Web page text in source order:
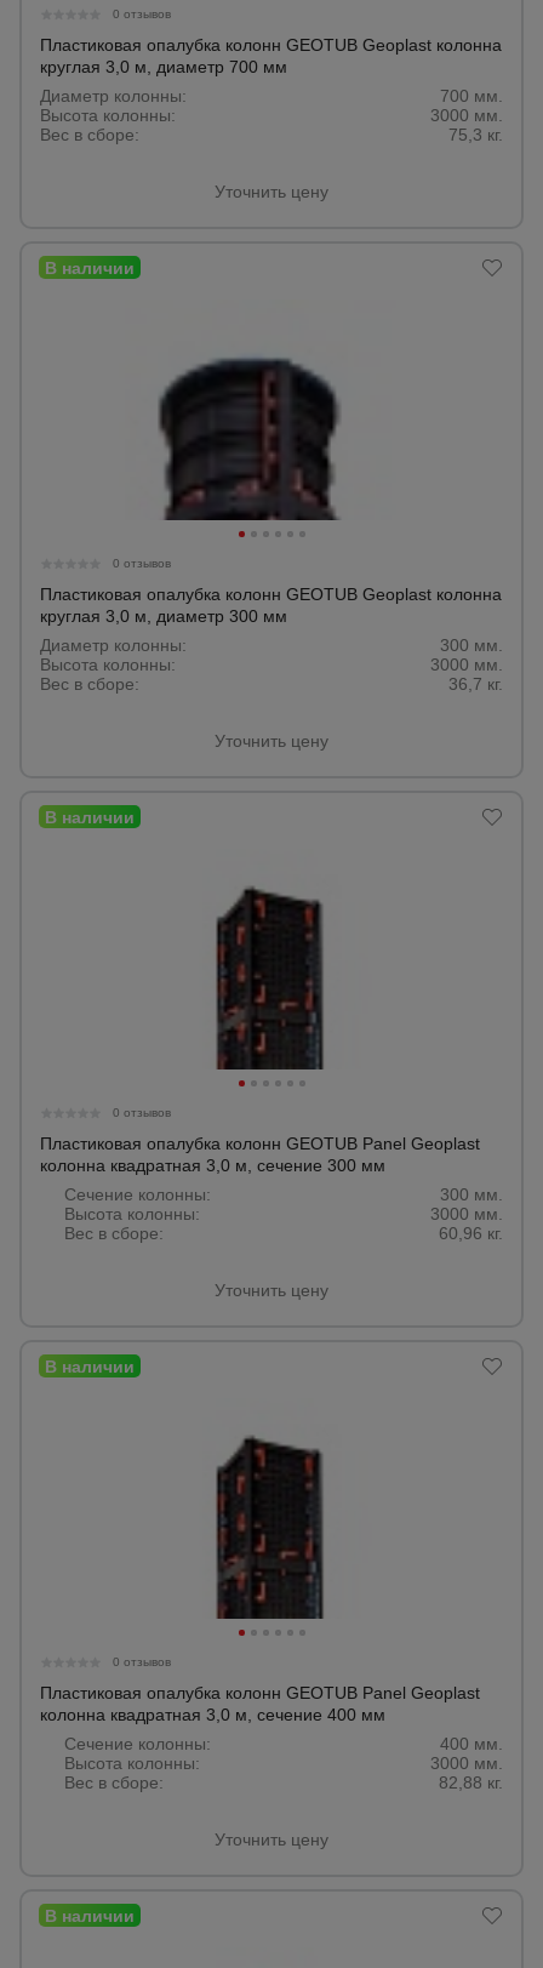
0 отзывов
Пластиковая опалубка колонн GEOTUB Geoplast колонна
круглая 3,0 м, диаметр 700 мм
Диаметр колонны:
700 мм.
Высота колонны:
3000 мм.
Вес в сборе:
75,3 кг.
Уточнить цену
0 отзывов
Пластиковая опалубка колонн GEOTUB Geoplast колонна
круглая 3,0 м, диаметр 300 мм
Диаметр колонны:
300 мм.
Высота колонны:
3000 мм.
Вес в сборе:
36,7 кг.
Уточнить цену
0 отзывов
Пластиковая опалубка колонн GEOTUB Panel Geoplast
колонна квадратная 3,0 м, сечение 300 мм
Сечение колонны:
300 мм.
Высота колонны:
3000 мм.
Вес в сборе:
60,96 кг.
Уточнить цену
0 отзывов
Пластиковая опалубка колонн GEOTUB Panel Geoplast
колонна квадратная 3,0 м, сечение 400 мм
Сечение колонны:
400 мм.
Высота колонны:
3000 мм.
Вес в сборе:
82,88 кг.
Уточнить цену